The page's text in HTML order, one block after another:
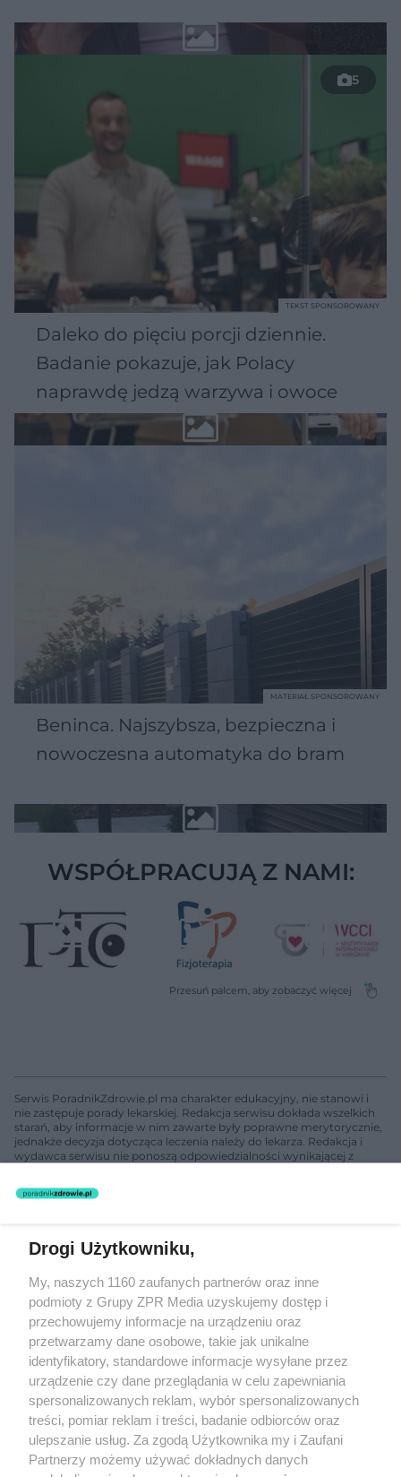
5
Daleko do pięciu porcji dziennie.
Badanie pokazuje, jak Polacy
naprawdę jedzą warzywa i owoce
TEKST SPONSOROWANY
Beninca. Najszybsza, bezpieczna i
nowoczesna automatyka do bram
MATERIAŁ SPONSOROWANY
WSPÓŁPRACUJĄ Z NAMI:
Serwis PoradnikZdrowie.pl ma charakter edukacyjny, nie stanowi i
nie zastępuje porady lekarskiej. Redakcja serwisu dokłada wszelkich
starań, aby informacje w nim zawarte były poprawne merytorycznie,
jednakże decyzja dotycząca leczenia należy do lekarza. Redakcja i
wydawca serwisu nie ponoszą odpowiedzialności wynikającej z
świadczeń zdrowotnych w rozumieniu art. 3 ust 1 ustawy o
rozpowszechniany lub dalej rozpowszechniany w jakikolwiek sposób
(w tym także elektroniczny lub mechaniczny) na jakimkolwiek polu
eksploatacji w jakiejkolwiek formie, włącznie z umieszczaniem w
Internecie bez pisemnej zgody właściciela praw. Jakiekolwiek użycie
lub wykorzystanie utworów w całości lub w części z naruszeniem
prawa, tzn. bez właściwej zgody, jest zabronione pod groźbą kary i
może być ścigane prawnie.
Drogi Użytkowniku,
My, naszych 1160 zaufanych partnerów oraz inne
podmioty z Grupy ZPR Media uzyskujemy dostęp i
przechowujemy informacje na urządzeniu oraz
przetwarzamy dane osobowe, takie jak unikalne
identyfikatory, standardowe informacje wysyłane przez
urządzenie czy dane przeglądania w celu zapewniania
spersonalizowanych reklam, wybór spersonalizowanych
treści, pomiar reklam i treści, badanie odbiorców oraz
ulepszanie usług. Za zgodą Użytkownika my i Zaufani
Partnerzy możemy używać dokładnych danych